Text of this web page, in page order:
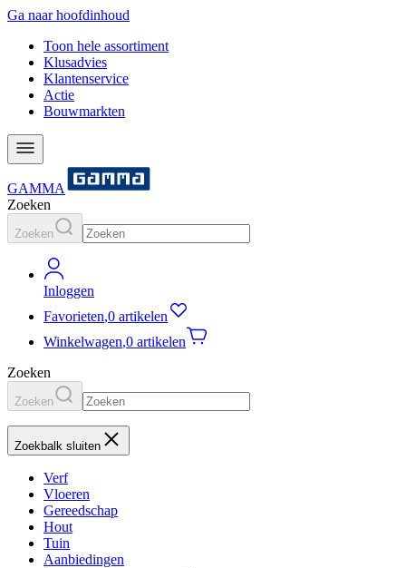
Ga naar hoofdinhoud
Toon hele assortiment
Klusadvies
Klantenservice
Actie
Bouwmarkten
GAMMA
Zoeken
Zoeken
Inloggen
Favorieten,0 artikelen
Winkelwagen,0 artikelen
Zoeken
Zoeken
Zoekbalk sluiten
Verf
Vloeren
Gereedschap
Hout
Tuin
Aanbiedingen